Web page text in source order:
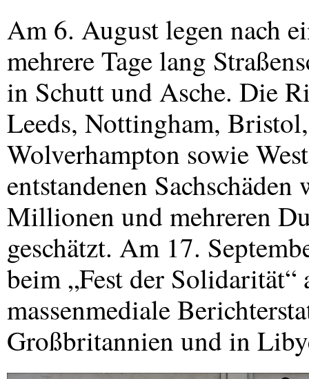
Am 6. August legen nach
mehrere Tage lang
in Schutt und Asche. Die
Leeds, Nottingham,
Wolverhampton sowie
entstandenen
Millionen und mehreren
geschätzt. Am 17.
beim „Fest der
massenmediale
Großbritannien und in